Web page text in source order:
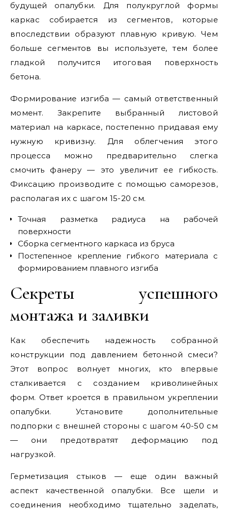
будущей опалубки. Для полукруглой формы
каркас собирается из сегментов, которые
впоследствии образуют плавную кривую. Чем
больше сегментов вы используете, тем более
гладкой получится итоговая поверхность
бетона.
Формирование изгиба — самый ответственный
момент. Закрепите выбранный листовой
материал на каркасе, постепенно придавая ему
нужную кривизну. Для облегчения этого
процесса можно предварительно слегка
смочить фанеру — это увеличит ее гибкость.
Фиксацию производите с помощью саморезов,
располагая их с шагом 15-20 см.
Точная разметка радиуса на рабочей
поверхности
Сборка сегментного каркаса из бруса
Постепенное крепление гибкого материала с
формированием плавного изгиба
Секреты успешного
монтажа и заливки
Как обеспечить надежность собранной
конструкции под давлением бетонной смеси?
Этот вопрос волнует многих, кто впервые
сталкивается с созданием криволинейных
форм. Ответ кроется в правильном укреплении
опалубки. Установите дополнительные
подпорки с внешней стороны с шагом 40-50 см
— они предотвратят деформацию под
нагрузкой.
Герметизация стыков — еще один важный
аспект качественной опалубки. Все щели и
соединения необходимо тщательно заделать,